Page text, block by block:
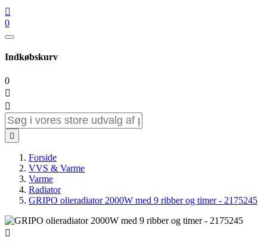

0
Indkøbskurv
0



Forside
VVS & Varme
Varme
Radiator
GRIPO olieradiator 2000W med 9 ribber og timer - 2175245
